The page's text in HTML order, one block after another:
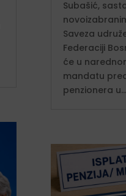
Subašić,
Saveza
Federaciji
će u
mandatu
penzionera u...